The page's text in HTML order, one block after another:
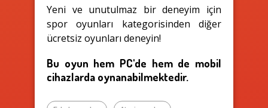
Yeni ve unutulmaz bir deneyim için
spor oyunları kategorisinden diğer
ücretsiz oyunları deneyin!
Bu oyun hem PC'de hem de mobil
cihazlarda oynanabilmektedir.